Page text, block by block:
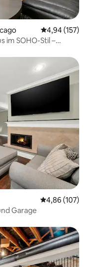
4,94 (157)
im SOHO-Stil –
4,86 (107)
Garage